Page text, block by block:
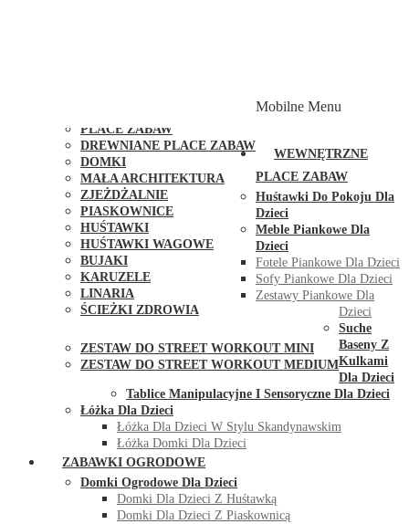
PLACE ZABAW
DREWNIANE PLACE ZABAW
DOMKI
MAŁA ARCHITEKTURA
ZJEŻDŻALNIE
PIASKOWNICE
HUŚTAWKI
HUŚTAWKI WAGOWE
BUJAKI
KARUZELE
LINARIA
ŚCIEŻKI ZDROWIA
ZESTAW DO STREET WORKOUT MINI
ZESTAW DO STREET WORKOUT MEDIUM
Mobilne Menu
WEWNĘTRZNE
PLACE ZABAW
Huśtawki Do Pokoju Dla
Dzieci
Meble Piankowe Dla
Dzieci
Fotele Piankowe Dla Dzieci
Sofy Piankowe Dla Dzieci
Zestawy Piankowe Dla
Dzieci
Suche
Baseny Z
Kulkami
Dla Dzieci
Tablice Manipulacyjne I Sensoryczne Dla Dzieci
Łóżka Dla Dzieci
Łóżka Dla Dzieci W Stylu Skandynawskim
Łóżka Domki Dla Dzieci
ZABAWKI OGRODOWE
Domki Ogrodowe Dla Dzieci
Domki Dla Dzieci Z Huśtawką
Domki Dla Dzieci Z Piaskownicą